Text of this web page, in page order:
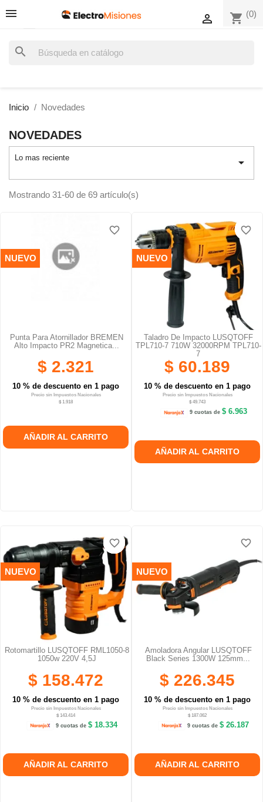
shopping_cart (0)

search
Inicio Novedades
NOVEDADES
Lo mas reciente 
Mostrando 31-60 de 69 artículo(s)
Punta Para Atornillador BREMEN
Alto Impacto PR2 Magnetica...
$ 2.321
10 % de descuento en 1 pago
Precio sin Impuestos Nacionales
$ 1.918
AÑADIR AL CARRITO
NUEVO
favorite_border
favorite_border
favorite_border
Taladro De Impacto LUSQTOFF
TPL710-7 710W 32000RPM TPL710-
7
$ 60.189
10 % de descuento en 1 pago
Precio sin Impuestos Nacionales
$ 49.743
9 cuotas de $ 6.963
AÑADIR AL CARRITO
NUEVO
favorite_border
favorite_border
favorite_border
Rotomartillo LUSQTOFF RML1050-8
1050w 220V 4,5J
$ 158.472
10 % de descuento en 1 pago
Precio sin Impuestos Nacionales
$ 143.414
9 cuotas de$ 18.334
AÑADIR AL CARRITO
NUEVO
favorite_border
favorite_border
favorite_border
Amoladora Angular LUSQTOFF
Black Series 1300W 125mm...
$ 226.345
10 % de descuento en 1 pago
Precio sin Impuestos Nacionales
$ 187.062
9 cuotas de$ 26.187
AÑADIR AL CARRITO
NUEVO
favorite_border
favorite_border
favorite_border